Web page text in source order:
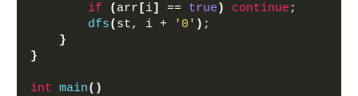
if
( arr [i] == true ) continue ;
dfs( st, i + '0' ) ;
}
}
int main()